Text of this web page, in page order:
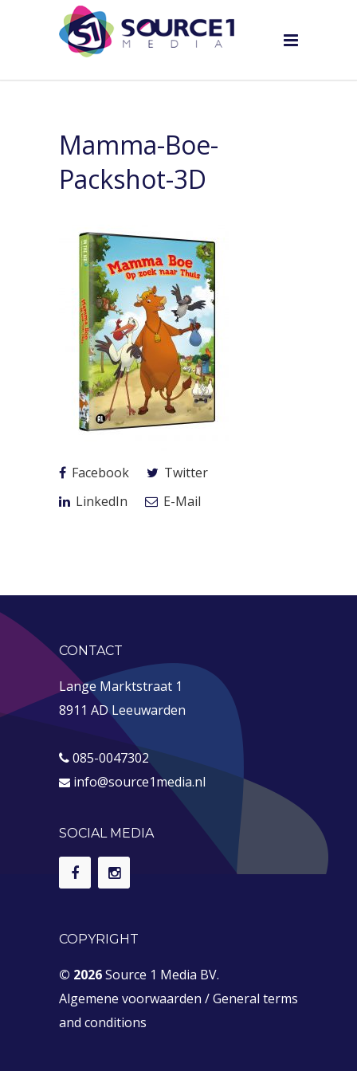
Mamma-Boe-
Packshot-3D
Facebook
Twitter
LinkedIn
E-Mail
CONTACT
Lange Marktstraat 1
8911 AD Leeuwarden
085-0047302
info@source1media.nl
SOCIAL MEDIA
COPYRIGHT
© 2026Source 1 Media BV.
Algemene voorwaarden /General terms
and conditions